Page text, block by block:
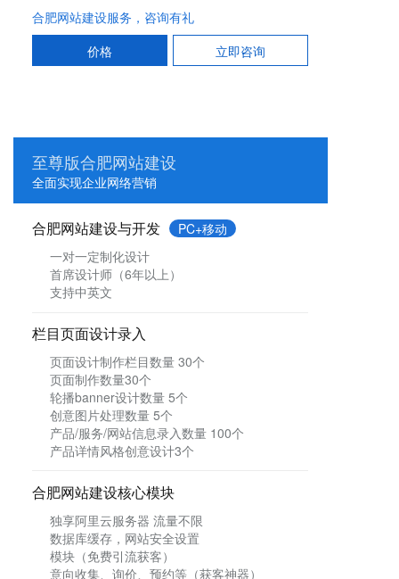
合肥网站建设服务，咨询有礼
价格
立即咨询
至尊版合肥网站建设
全面实现企业网络营销
合肥网站建设与开发
PC+移动
一对一定制化设计
首席设计师（6年以上）
支持中英文
栏目页面设计录入
页面设计制作栏目数量 30个
页面制作数量30个
轮播banner设计数量 5个
创意图片处理数量 5个
产品/服务/网站信息录入数量 100个
产品详情风格创意设计3个
合肥网站建设核心模块
独享阿里云服务器 流量不限
数据库缓存，网站安全设置
模块（免费引流获客）
意向收集、询价、预约等（获客神器）